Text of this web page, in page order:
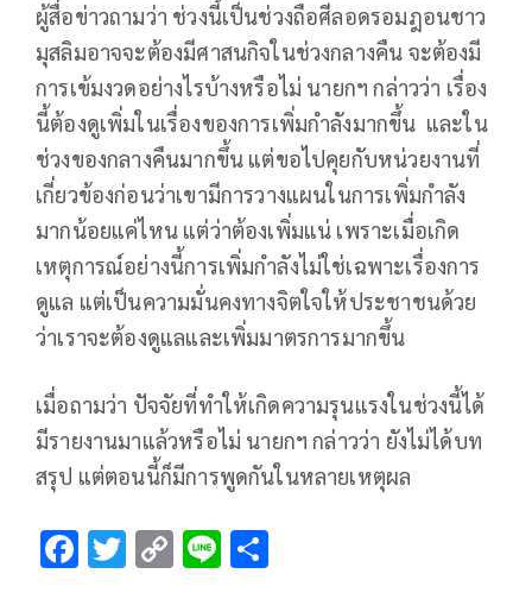
ผู้สื่อข่าวถามว่า ช่วงนี้เป็นช่วงถือศีลอดรอมฎอนชาว
มุสลิมอาจจะต้องมีศาสนกิจในช่วงกลางคืน จะต้องมี
การเข้มงวดอย่างไรบ้างหรือไม่ นายกฯ กล่าวว่า เรื่อง
นี้ต้องดูเพิ่มในเรื่องของการเพิ่มกำลังมากขึ้น และใน
ช่วงของกลางคืนมากขึ้น แต่ขอไปคุยกับหน่วยงานที่
เกี่ยวข้องก่อนว่าเขามีการวางแผนในการเพิ่มกำลัง
มากน้อยแค่ไหน แต่ว่าต้องเพิ่มแน่ เพราะเมื่อเกิด
เหตุการณ์อย่างนี้การเพิ่มกำลังไม่ใช่เฉพาะเรื่องการ
ดูแล แต่เป็นความมั่นคงทางจิตใจให้ประชาชนด้วย
ว่าเราจะต้องดูแลและเพิ่มมาตรการมากขึ้น
เมื่อถามว่า ปัจจัยที่ทำให้เกิดความรุนแรงในช่วงนี้ได้
มีรายงานมาแล้วหรือไม่ นายกฯ กล่าวว่า ยังไม่ได้บท
สรุป แต่ตอนนี้ก็มีการพูดกันในหลายเหตุผล
F T C Li